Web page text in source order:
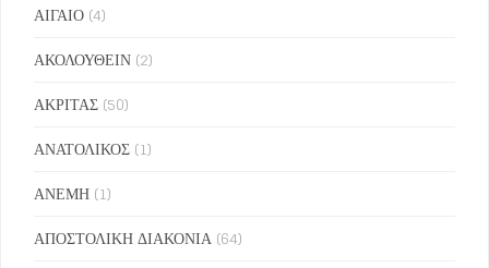
ΑΙΓΑΙΟ (4)
ΑΚΟΛΟΥΘΕΙΝ (2)
ΑΚΡΙΤΑΣ (50)
ΑΝΑΤΟΛΙΚΟΣ (1)
ΑΝΕΜΗ (1)
ΑΠΟΣΤΟΛΙΚΗ ΔΙΑΚΟΝΙΑ (64)